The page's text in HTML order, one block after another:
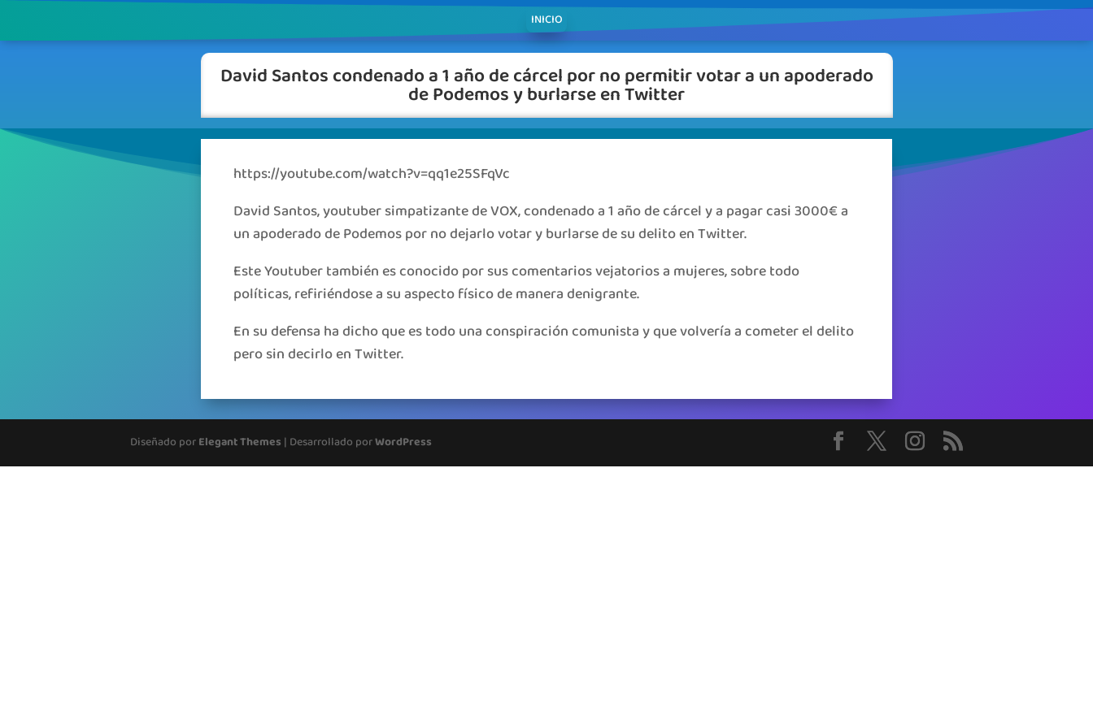
INICIO
David Santos condenado a 1 año de cárcel por no permitir votar a un apoderado
de Podemos y burlarse en Twitter
https://youtube.com/watch?v=qq1e25SFqVc
David Santos, youtuber simpatizante de VOX, condenado a 1 año de cárcel y a pagar casi 3000€ a
un apoderado de Podemos por no dejarlo votar y burlarse de su delito en Twitter.
Este Youtuber también es conocido por sus comentarios vejatorios a mujeres, sobre todo
políticas, refiriéndose a su aspecto físico de manera denigrante.
En su defensa ha dicho que es todo una conspiración comunista y que volvería a cometer el delito
pero sin decirlo en Twitter.
Diseñado porElegant Themes | Desarrollado porWordPress